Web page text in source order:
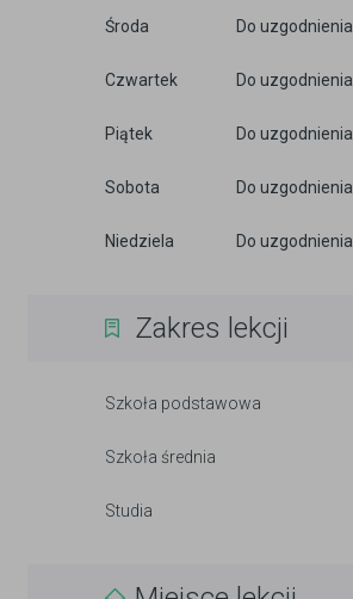
Środa Do uzgodnienia
Czwartek Do uzgodnienia
Piątek Do uzgodnienia
Sobota Do uzgodnienia
Niedziela Do uzgodnienia
Zakres lekcji
Szkoła podstawowa
Szkoła średnia
Studia